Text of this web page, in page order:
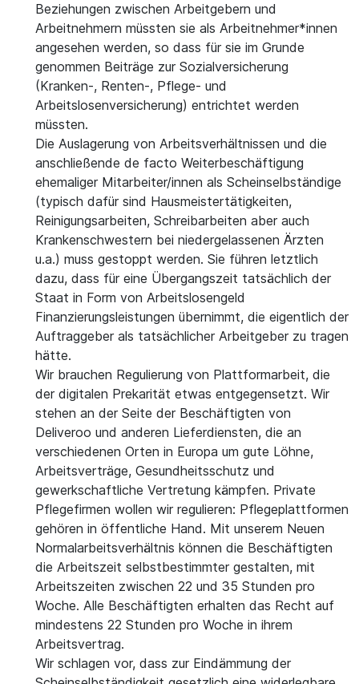
Beziehungen zwischen Arbeitgebern und
Arbeitnehmern müssten sie als Arbeitnehmer*innen
angesehen werden, so dass für sie im Grunde
genommen Beiträge zur Sozialversicherung
(Kranken-, Renten-, Pflege- und
Arbeitslosenversicherung) entrichtet werden
müssten.
Die Auslagerung von Arbeitsverhältnissen und die
anschließende de facto Weiterbeschäftigung
ehemaliger Mitarbeiter/innen als Scheinselbständige
(typisch dafür sind Hausmeistertätigkeiten,
Reinigungsarbeiten, Schreibarbeiten aber auch
Krankenschwestern bei niedergelassenen Ärzten
u.a.) muss gestoppt werden. Sie führen letztlich
dazu, dass für eine Übergangszeit tatsächlich der
Staat in Form von Arbeitslosengeld
Finanzierungsleistungen übernimmt, die eigentlich der
Auftraggeber als tatsächlicher Arbeitgeber zu tragen
hätte.
Wir brauchen Regulierung von Plattformarbeit, die
der digitalen Prekarität etwas entgegensetzt. Wir
stehen an der Seite der Beschäftigten von
Deliveroo und anderen Lieferdiensten, die an
verschiedenen Orten in Europa um gute Löhne,
Arbeitsverträge, Gesundheitsschutz und
gewerkschaftliche Vertretung kämpfen. Private
Pflegefirmen wollen wir regulieren: Pflegeplattformen
gehören in öffentliche Hand. Mit unserem Neuen
Normalarbeitsverhältnis können die Beschäftigten
die Arbeitszeit selbstbestimmter gestalten, mit
Arbeitszeiten zwischen 22 und 35 Stunden pro
Woche. Alle Beschäftigten erhalten das Recht auf
mindestens 22 Stunden pro Woche in ihrem
Arbeitsvertrag.
Wir schlagen vor, dass zur Eindämmung der